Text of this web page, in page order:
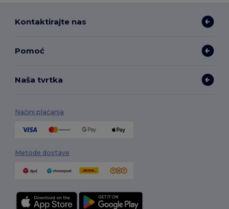
Kontaktirajte nas
Pomoć
Naša tvrtka
Načini plaćanja
Metode dostave